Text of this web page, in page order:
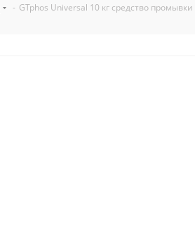
- GTphos Universal 10 кг средство промывки